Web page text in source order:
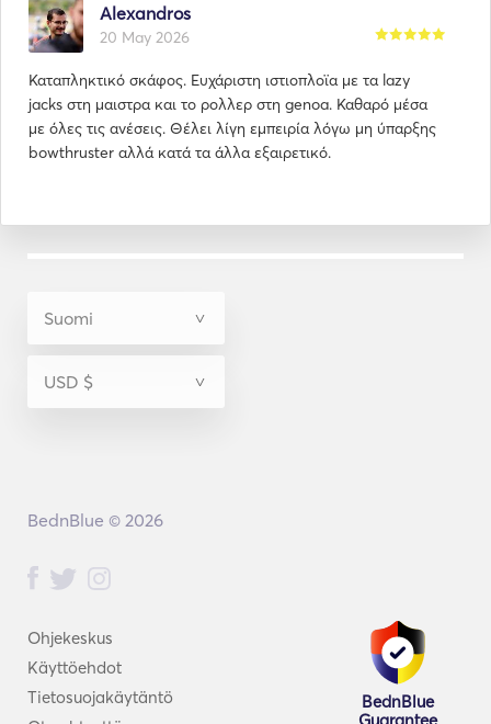
Alexandros
20 May 2026
Καταπληκτικό σκάφος. Ευχάριστη ιστιοπλοϊα με τα lazy
jacks στη μαιστρα και το ρολλερ στη genoa. Καθαρό μέσα
με όλες τις ανέσεις. Θέλει λίγη εμπειρία λόγω μη ύπαρξης
bowthruster αλλά κατά τα άλλα εξαιρετικό.
Ohjekeskus
Käyttöehdot
Tietosuojakäytäntö
BednBlue
BednBlue © 2026